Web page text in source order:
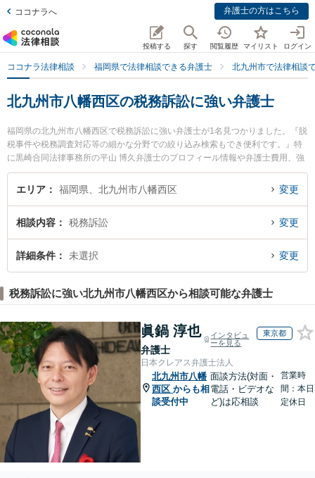
ココナラへ 弁護士の方はこちら
投稿する 探す 閲覧履歴 マイリスト ログイン
ココナラ法律相談 福岡県で法律相談できる弁護士 北九州市で法律相談
北九州市八幡西区の税務訴訟に強い弁護士
福岡県の北九州市八幡西区で税務訴訟に強い弁護士が1名見つかりました。『脱
税事件や税務調査対応等の細かな分野での絞り込み検索もでき便利です。』特
に黒崎合同法律事務所の平山 博久弁護士のプロフィール情報や弁護士費用、強
みなどが注目されています。『北九州市八幡西区で土日や夜間に発生した税務
訴訟のトラブルを今すぐに弁護士に相談したい』『税務訴訟のトラブル解決の
さんにおすすめです。
エリア 福岡県、北九州市八幡西区 変更
相談内容 税務訴訟 変更
詳細条件 未選択 変更
税務訴訟に強い北九州市八幡西区から相談可能な弁護士
眞鍋 淳也
弁護士
インタビュ
ーを見る
東京都
日本クレアス弁護士法人
北九州市八幡
西区 からも相
談受付中
面談方法(対面・
電話・ビデオな
ど)は応相談
営業時
間：本日
定休日